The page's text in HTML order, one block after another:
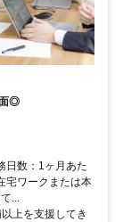
面◎
日数：1ヶ月あた
宅ワークまたは本
...
上を支援してき